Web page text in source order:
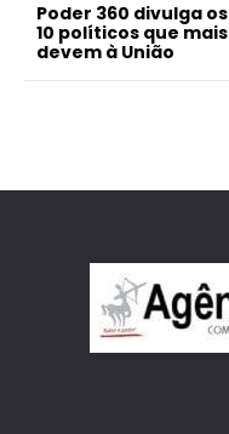
Poder 360 divulga os
10 políticos que mais
devem à União